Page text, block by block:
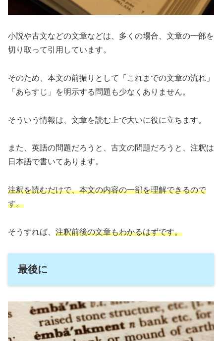
小説や古文などの文章などは、多くの場合、文章の一部を
切り取って引用しています。
そのため、本文の前振りとして「これまでの文章の流れ」
「あらすじ」を明示する問題も少なくありません。
そういう情報は、文章を読む上で大いに役に立ちます。
また、英語の問題だろうと、古文の問題だろうと、注釈は
日本語で書いてあります。
注釈を読むだけで、本文の内容の一部を理解できるので
す。
そうすれば、 注釈前後の文章もわかるはずです。
最後に